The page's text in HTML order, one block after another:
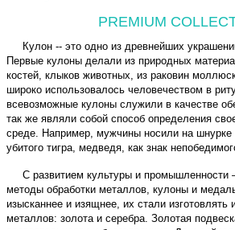
PREMIUM
Кулон -- это одно из древнейших
Первые кулоны делали из природных
костей, клыков животных, из раковин
широко использовалось человечеством в
всевозможные кулоны служили в качестве
так же являли собой способ определения
среде. Например, мужчины носили на шнурке
убитого тигра, медведя, как знак
С развитием культуры и промышленности
методы обработки металлов, кулоны и
изысканнее и изящнее, их стали изготовлять
металлов: золота и серебра. Золотая